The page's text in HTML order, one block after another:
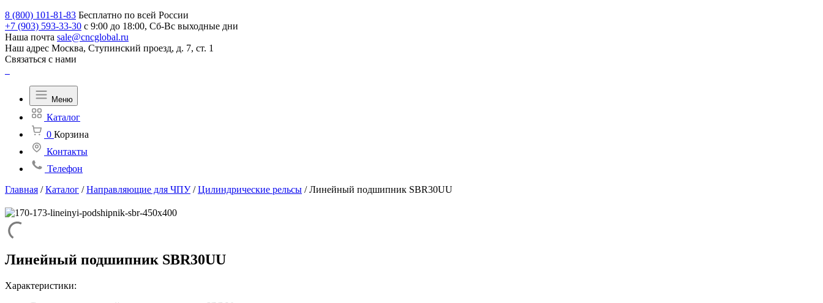
8 (800) 101-81-83 Бесплатно по всей России
+7 (903) 593-33-30 с 9:00 до 18:00, Сб-Вс выходные дни
Наша почта sale@cncglobal.ru
Наш адрес Москва, Ступинский проезд, д. 7, ст. 1
Связаться с нами
Меню
Каталог
0 Корзина
Контакты
Телефон
Главная /Каталог /Направляющие для ЧПУ/Цилиндрические рельсы /Линейный подшипник SBR30UU
Линейный подшипник SBR30UU
Характеристики: